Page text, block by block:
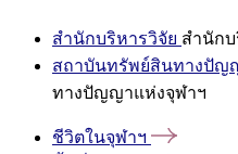
สำนักบริหารวิจัย สำนักบ
สถาบันทรัพย์สินทางปัญ
ทางปัญญาแห่งจุฬาฯ
ชีวิตในจุฬาฯ